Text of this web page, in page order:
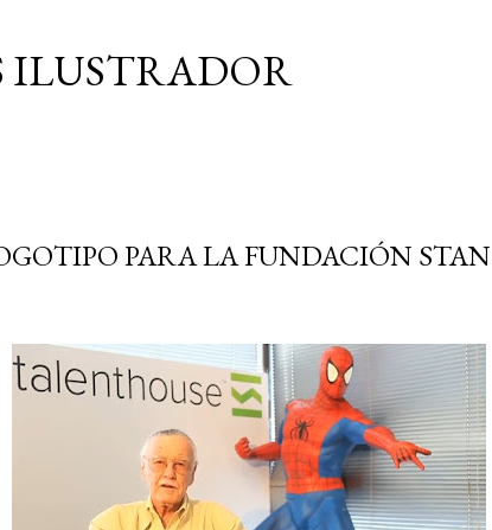
ILUSTRADOR
PARA LA FUNDACIÓN STAN